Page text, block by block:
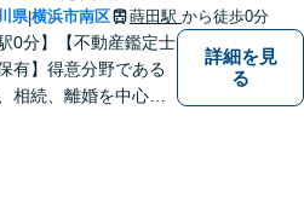
県|横浜市南区 蒔田駅 から徒歩0分
駅0分】【不動産鑑定士
有】得意分野である
相続、離婚を中心に
詳細を見
る